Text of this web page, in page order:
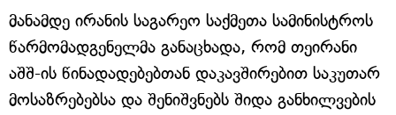
მანამდე ირანის საგარეო საქმეთა სამინისტროს
წარმომადგენელმა განაცხადა, რომ თეირანი
აშშ-ის წინადადებებთან დაკავშირებით საკუთარ
მოსაზრებებსა და შენიშვნებს შიდა განხილვების